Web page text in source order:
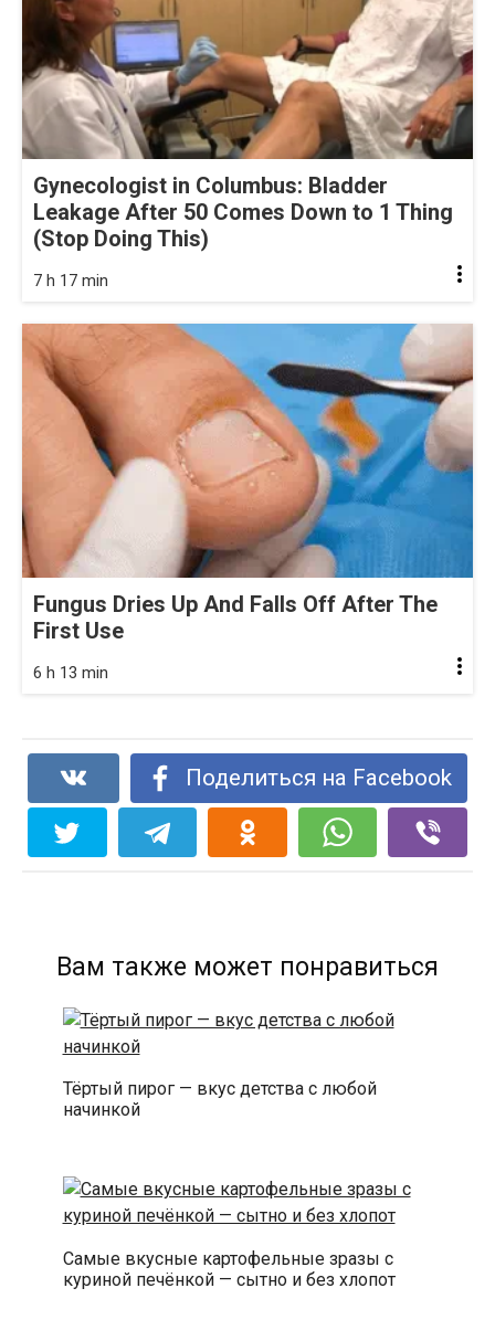
Gynecologist in Columbus: Bladder
Leakage After 50 Comes Down to 1 Thing
(Stop Doing This)
7 h 17 min
Fungus Dries Up And Falls Off After The
First Use
6 h 13 min
Поделиться на Facebook
Вам также может понравиться
Тёртый пирог — вкус детства с любой
начинкой
Самые вкусные картофельные зразы с
куриной печёнкой — сытно и без хлопот